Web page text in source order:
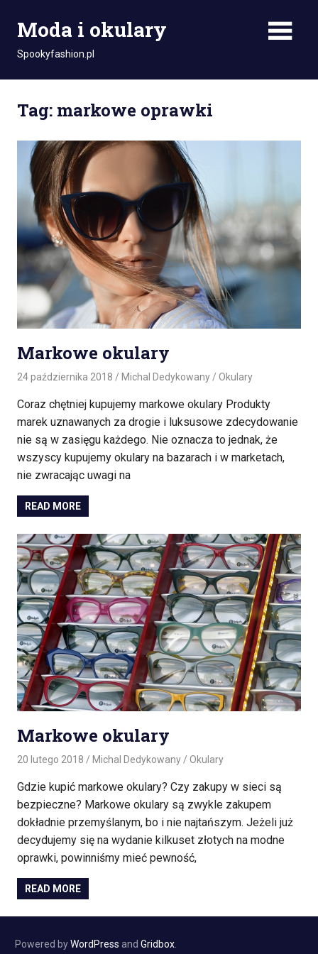
Moda i okulary
Spookyfashion.pl
Tag: markowe oprawki
Markowe okulary
24 października 2018 Michal Dedykowany Okulary
Coraz chętniej kupujemy markowe okulary Produkty
marek uznawanych za drogie i luksusowe zdecydowanie
nie są w zasięgu każdego. Nie oznacza to jednak, że
wszyscy kupujemy okulary na bazarach i w marketach,
nie zwracając uwagi na
READ MORE
Markowe okulary
20 lutego 2018 Michal Dedykowany Okulary
Gdzie kupić markowe okulary? Czy zakupy w sieci są
bezpieczne? Markowe okulary są zwykle zakupem
dokładnie przemyślanym, bo i nie najtańszym. Jeżeli już
decydujemy się na wydanie kilkuset złotych na modne
oprawki, powinniśmy mieć pewność,
READ MORE
Powered byWordPress and Gridbox